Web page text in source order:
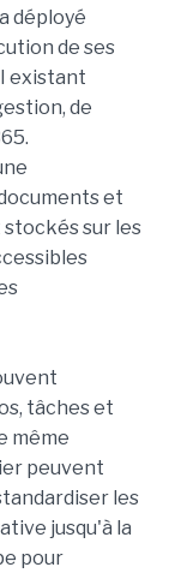
déployé
de ses
existant
de
et
sur les
tâches et
même
peuvent
les
jusqu'à la
pour